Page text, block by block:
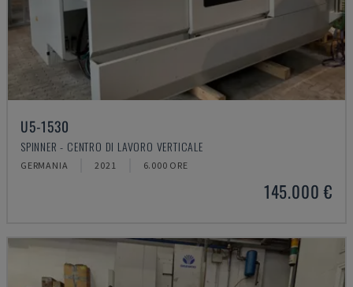
U5-1530
SPINNER - CENTRO DI LAVORO VERTICALE
GERMANIA 2021 6.000 ORE
145.000 €